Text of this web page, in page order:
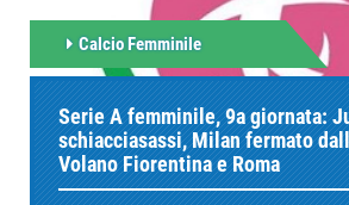
Calcio Femminile
Serie A femminile, 9a giornata:
schiacciasassi, Milan fermato
Volano Fiorentina e Roma